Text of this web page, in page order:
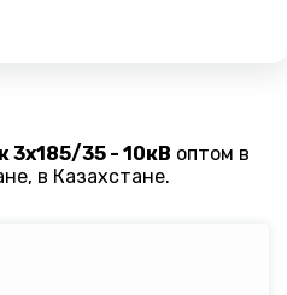
3х185/35 - 10кВ оптом в
в Казахстане.